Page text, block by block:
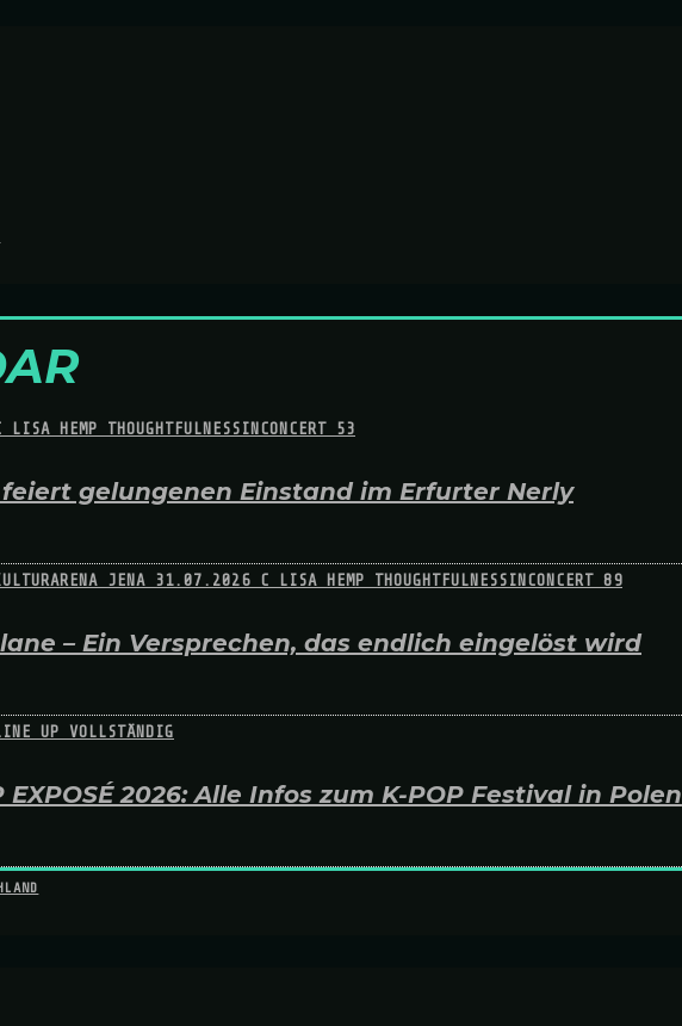
gelungenen Einstand im Erfurter Nerly
– Ein Versprechen, das endlich eingelöst wird
2026: Alle Infos zum K-POP Festival in Polen